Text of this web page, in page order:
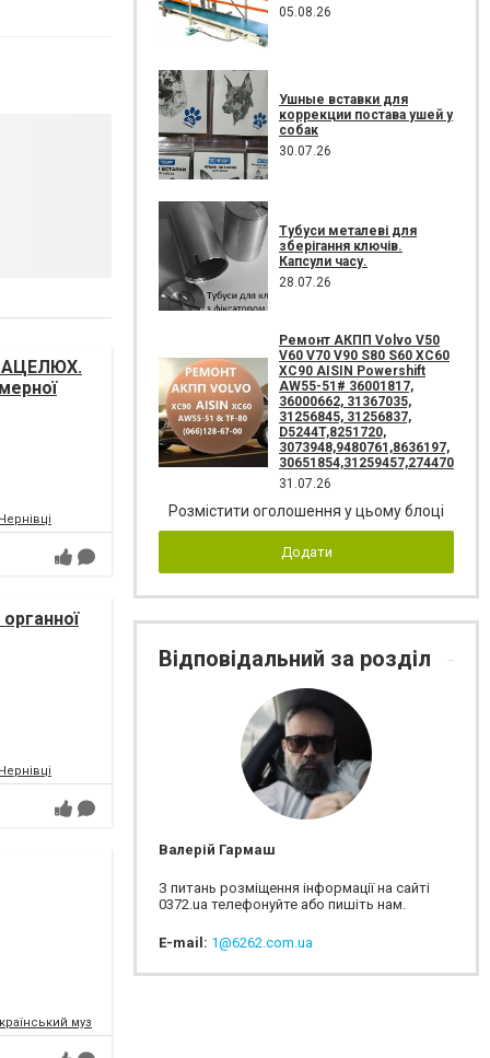
музично-драматичний театр ім. О.Кобилянської
05.08.26
Ушные вставки для
коррекции постава ушей у
собак
30.07.26
Тубуси металеві для
зберігання ключів.
Капсули часу.
28.07.26
Ремонт АКПП Volvo V50
V60 V70 V90 S80 S60 XC60
XC90 AISIN Powershift
AW55-51# 36001817,
36000662, 31367035,
31256845, 31256837,
D5244T,8251720,
3073948,9480761,8636197,
30651854,31259457,274470
31.07.26
Розмістити оголошення у цьому блоці
Додати
Відповідальний за розділ
Валерій Гармаш
З питань розміщення інформації на сайті
0372.ua телефонуйте або пишіть нам.
E-mail: 1@6262.com.ua